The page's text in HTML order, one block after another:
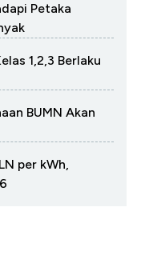
Petaka
1,2,3 Berlaku
BUMN Akan
per kWh,